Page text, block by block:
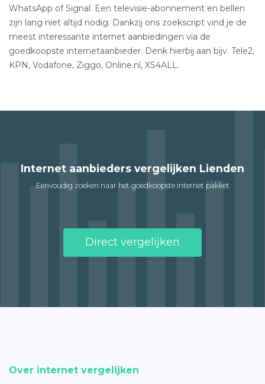
WhatsApp of Signal. Een televisie-abonnement en bellen
zijn lang niet altijd nodig. Dankzij ons zoekscript vind je de
meest interessante internet aanbiedingen via de
goedkoopste internetaanbieder. Denk hierbij aan bijv. Tele2,
KPN, Vodafone, Ziggo, Online.nl, XS4ALL.
Internet aanbieders vergelijken Lienden
Eenvoudig zoeken naar het goedkoopste internet pakket
Direct vergelijken
Over internet vergelijken